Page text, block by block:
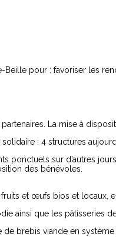
pour : favoriser les
La mise à
: 4 structures
ponctuels sur d’autres
des bénévoles.
et œufs bios et locaux,
ainsi que les pâtisseries
brebis viande en